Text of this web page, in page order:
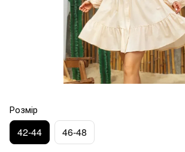
Розмір
42-44 46-48